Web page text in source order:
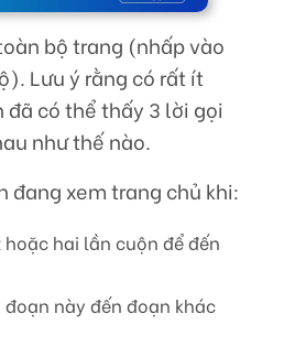
bộ trang (nhấp vào
Lưu ý rằng có rất ít
có thể thấy 3 lời gọi
như thế nào.
đang xem trang chủ khi:
hai lần cuộn để đến
này đến đoạn khác